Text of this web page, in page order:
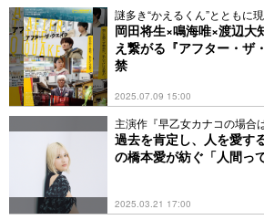
謎多き“かえるくん”とともに
岡田将生×鳴海唯×渡辺大
え繋がる『アフター・ザ
禁
2025.07.09 15:00
主演作『早乙女カナコの場合
体現
過去を肯定し、人を愛す
の橋本愛が紡ぐ「人間っ
2025.03.21 17:00